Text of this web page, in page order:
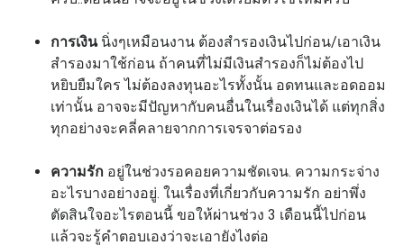
การเงิน นิ่งๆเหมือนงาน ต้องสำรองเงินไปก่อน/เอาเงิน
สำรองมาใช้ก่อน ถ้าคนที่ไม่มีเงินสำรองก็ไม่ต้องไป
หยิบยืมใคร ไม่ต้องลงทุนอะไรทั้งนั้น อดทนและอดออม
เท่านั้น อาจจะมีปัญหากับคนอื่นในเรื่องเงินได้ แต่ทุกสิ่ง
ทุกอย่างจะคลี่คลายจากการเจรจาต่อรอง
ความรัก อยู่ในช่วงรอคอยความชัดเจน. ความกระจ่าง
อะไรบางอย่างอยู่. ในเรื่องที่เกี่ยวกับความรัก อย่าพึ่ง
ตัดสินใจอะไรตอนนี้ ขอให้ผ่านช่วง 3 เดือนนี้ไปก่อน
แล้วจะรู้คำตอบเองว่าจะเอายังไงต่อ